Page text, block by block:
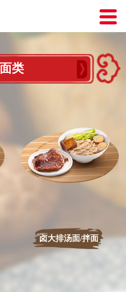
门店分布 加盟大娘
面类
卤大排汤面/拌面